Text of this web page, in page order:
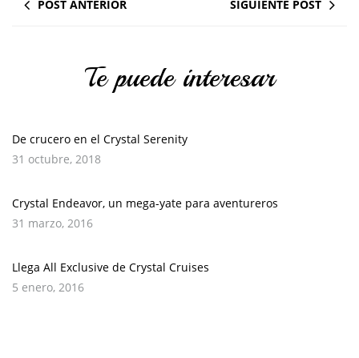
POST ANTERIOR SIGUIENTE POST
Te puede interesar
De crucero en el Crystal Serenity
31 octubre, 2018
Crystal Endeavor, un mega-yate para aventureros
31 marzo, 2016
Llega All Exclusive de Crystal Cruises
5 enero, 2016